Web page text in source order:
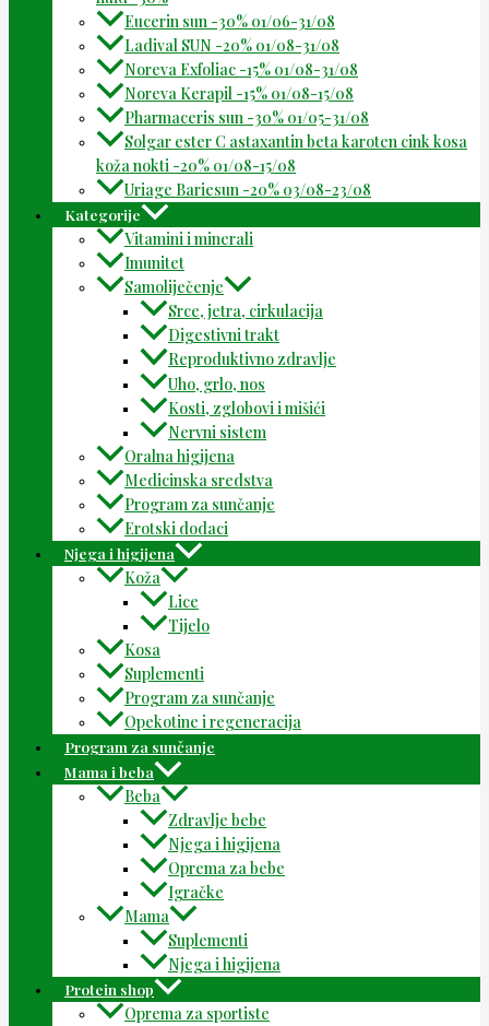
Eucerin sun -30% 01/06-31/08
Ladival SUN -20% 01/08-31/08
Noreva Exfoliac -15% 01/08-31/08
Noreva Kerapil -15% 01/08-15/08
Pharmaceris sun -30% 01/05-31/08
Solgar ester C astaxantin beta karoten cink kosa
koža nokti -20% 01/08-15/08
Uriage Bariesun -20% 03/08-23/08
Kategorije
Vitamini i minerali
Imunitet
Samoliječenje
Srce, jetra, cirkulacija
Digestivni trakt
Reproduktivno zdravlje
Uho, grlo, nos
Kosti, zglobovi i mišići
Nervni sistem
Oralna higijena
Medicinska sredstva
Program za sunčanje
Erotski dodaci
Njega i higijena
Koža
Lice
Tijelo
Kosa
Suplementi
Program za sunčanje
Opekotine i regeneracija
Program za sunčanje
Mama i beba
Beba
Zdravlje bebe
Njega i higijena
Oprema za bebe
Igračke
Mama
Suplementi
Njega i higijena
Protein shop
Oprema za sportiste